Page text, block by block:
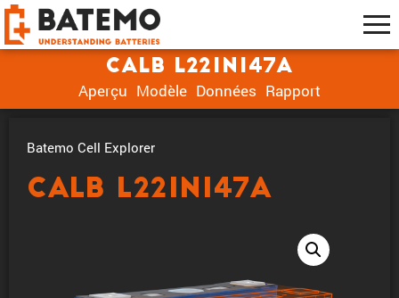
CALB L221N147A
Aperçu Modèle Données Rapport
Batemo Cell Explorer
CALB L221N147A